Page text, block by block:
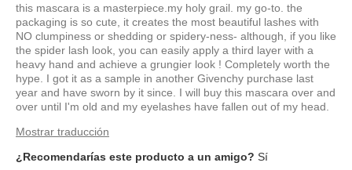
this mascara is a masterpiece.my holy grail. my go-to. the
packaging is so cute, it creates the most beautiful lashes with
NO clumpiness or shedding or spidery-ness- although, if you like
the spider lash look, you can easily apply a third layer with a
heavy hand and achieve a grungier look ! Completely worth the
hype. I got it as a sample in another Givenchy purchase last
year and have sworn by it since. I will buy this mascara over and
over until I'm old and my eyelashes have fallen out of my head.
Mostrar traducción
¿Recomendarías este producto a un amigo? Sí